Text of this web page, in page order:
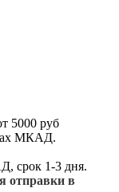
5000 руб
МКАД.
срок 1-3 дня.
отправки в